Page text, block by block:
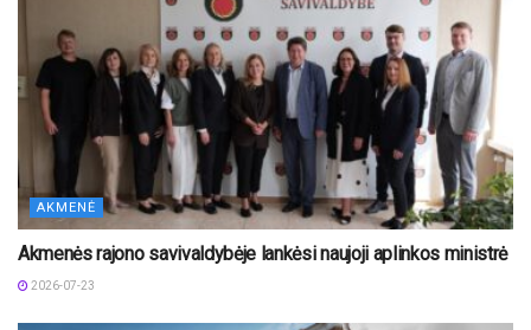
AKMENĖ
Akmenės rajono savivaldybėje lankėsi naujoji aplinkos ministrė
2026-07-23